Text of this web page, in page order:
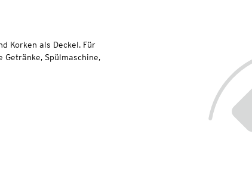
Korken als Deckel. Für
Spülmaschine,